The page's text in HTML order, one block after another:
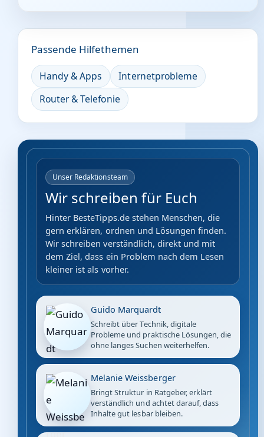
Passende Hilfethemen
Handy & Apps
Internetprobleme
Router & Telefonie
Unser Redaktionsteam
Wir schreiben für Euch
Hinter BesteTipps.de stehen Menschen, die
gern erklären, ordnen und Lösungen finden.
Wir schreiben verständlich, direkt und mit
dem Ziel, dass ein Problem nach dem Lesen
kleiner ist als vorher.
Guido Marquardt
Schreibt über Technik, digitale
Probleme und praktische Lösungen, die
ohne langes Suchen weiterhelfen.
Melanie Weissberger
Bringt Struktur in Ratgeber, erklärt
verständlich und achtet darauf, dass
Inhalte gut lesbar bleiben.